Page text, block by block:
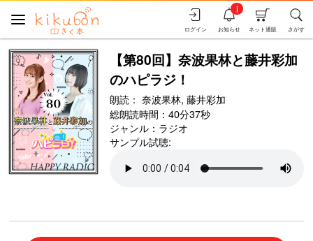
さがす
ネット通販
お知らせ
i
ログイン
【第80回】奈波果林と藤井彩加
のハピラジ！
朗読： 奈波果林, 藤井彩加
総朗読時間：40分37秒
ジャンル： ラジオ
サンプル試聴: